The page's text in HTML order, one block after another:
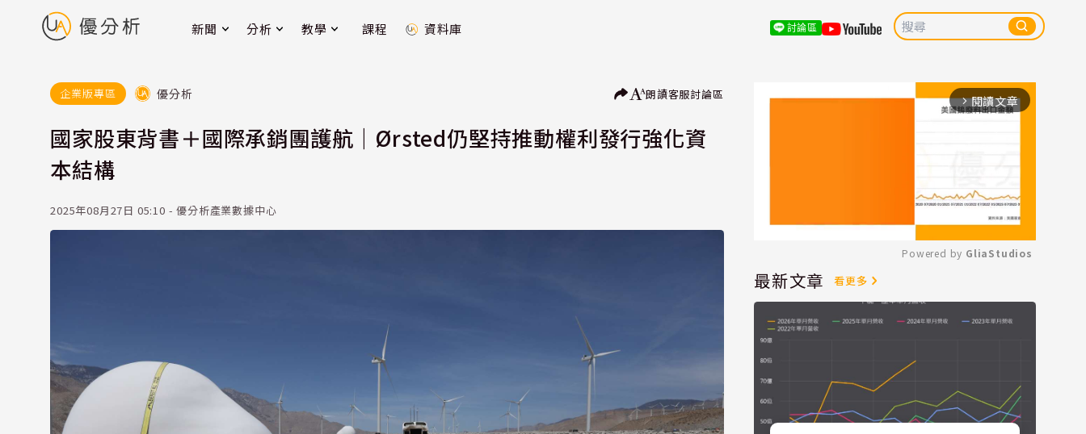
新聞 分析 教學 課程 資料庫 討論區
企業版專區 優分析 朗讀客服討論區
國家股東背書＋國際承銷團護航｜Ørsted仍堅持推動權利發行強化資
本結構
2025年08月27日 05:10 - 優分析產業數據中心
arrow_forward_ios 閱讀文章
Mute
Powered by GliaStudios
最新文章 看更多